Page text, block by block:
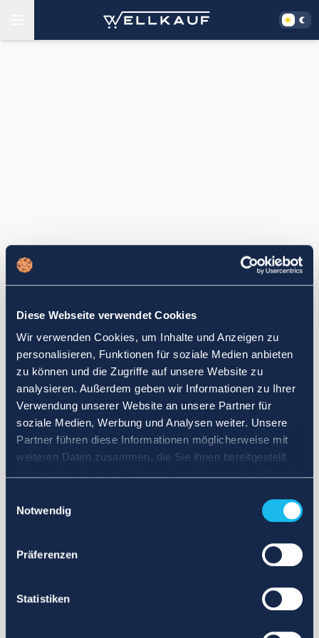
Diese Webseite verwendet Cookies
Wir verwenden Cookies, um Inhalte und Anzeigen zu
personalisieren, Funktionen für soziale Medien anbieten
zu können und die Zugriffe auf unsere Website zu
analysieren. Außerdem geben wir Informationen zu Ihrer
Verwendung unserer Website an unsere Partner für
soziale Medien, Werbung und Analysen weiter. Unsere
Partner führen diese Informationen möglicherweise mit
weiteren Daten zusammen, die Sie ihnen bereitgestellt
Notwendig
Präferenzen
Statistiken